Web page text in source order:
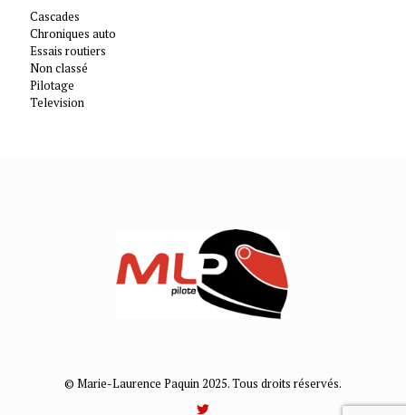
Cascades
Chroniques auto
Essais routiers
Non classé
Pilotage
Television
© Marie-Laurence Paquin 2025. Tous droits réservés.